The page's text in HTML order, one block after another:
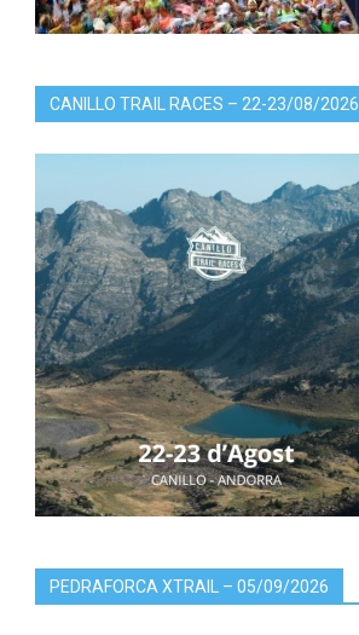
CANILLO TRAIL RACES – 22-23/08/2026
PEDRAFORCA XTRAIL – 05/09/2026